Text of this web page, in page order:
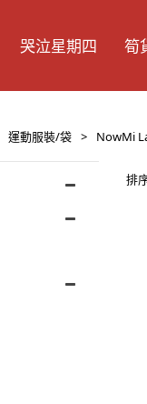
哭泣星期四 筍
運動服裝/袋 > NowMi
排